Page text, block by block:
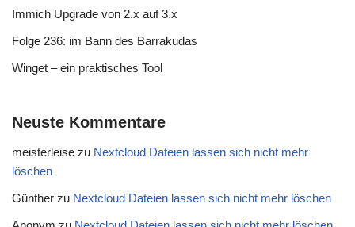
Immich Upgrade von 2.x auf 3.x
Folge 236: im Bann des Barrakudas
Winget – ein praktisches Tool
Neuste Kommentare
meisterleise zu Nextcloud Dateien lassen sich nicht mehr
löschen
Günther zu Nextcloud Dateien lassen sich nicht mehr löschen